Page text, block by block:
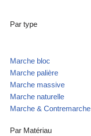
Par type
Marche bloc
Marche palière
Marche massive
Marche naturelle
Marche & Contremarche
Par Matériau